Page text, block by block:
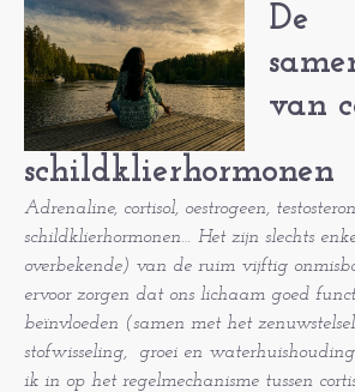
De
van
schildklierhormonen
Adrenaline, cortisol, oestrogeen,
schildklierhormonen… Het zijn slechts
overbekende) van de ruim vijftig
ervoor zorgen dat ons lichaam goed
beïnvloeden (samen met het
stofwisseling, groei en
ik in op het regelmechanisme tussen